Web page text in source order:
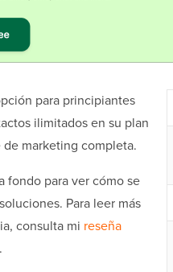
para principiantes
ilimitados en su plan
marketing completa.
fondo para ver cómo se
Para leer más
consulta mi reseña
.